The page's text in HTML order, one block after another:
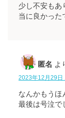
少し不安もあ
当に良かった
匿名 よ
2023年12月29日
なんかもうほ
最後は号泣で